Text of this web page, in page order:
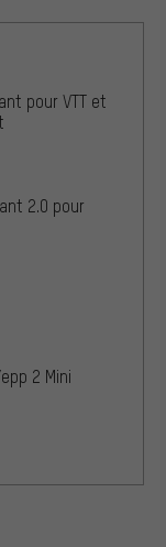
pour VTT et
2.0 pour
2 Mini